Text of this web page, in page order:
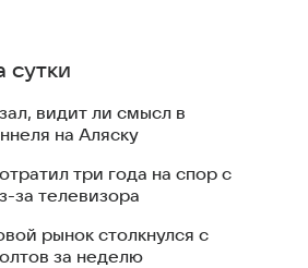
сутки
видит ли смысл в
на Аляску
три года на спор с
за телевизора
рынок столкнулся с
за неделю